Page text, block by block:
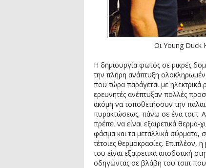
Οι Young Duck
Η δημιουργία φωτός σε μικρές
την πλήρη ανάπτυξη
που τώρα παράγεται με
ερευνητές ανέπτυξαν πολλές
ακόμη να τοποθετήσουν την
πυρακτώσεως, πάνω σε ένα τσιπ.
πρέπει να είναι εξαιρετικά
φάσμα και τα μεταλλικά σύρματα,
τέτοιες θερμοκρασίες.
του είναι εξαιρετικά αποδοτική
οδηγώντας σε βλάβη του τσιπ που